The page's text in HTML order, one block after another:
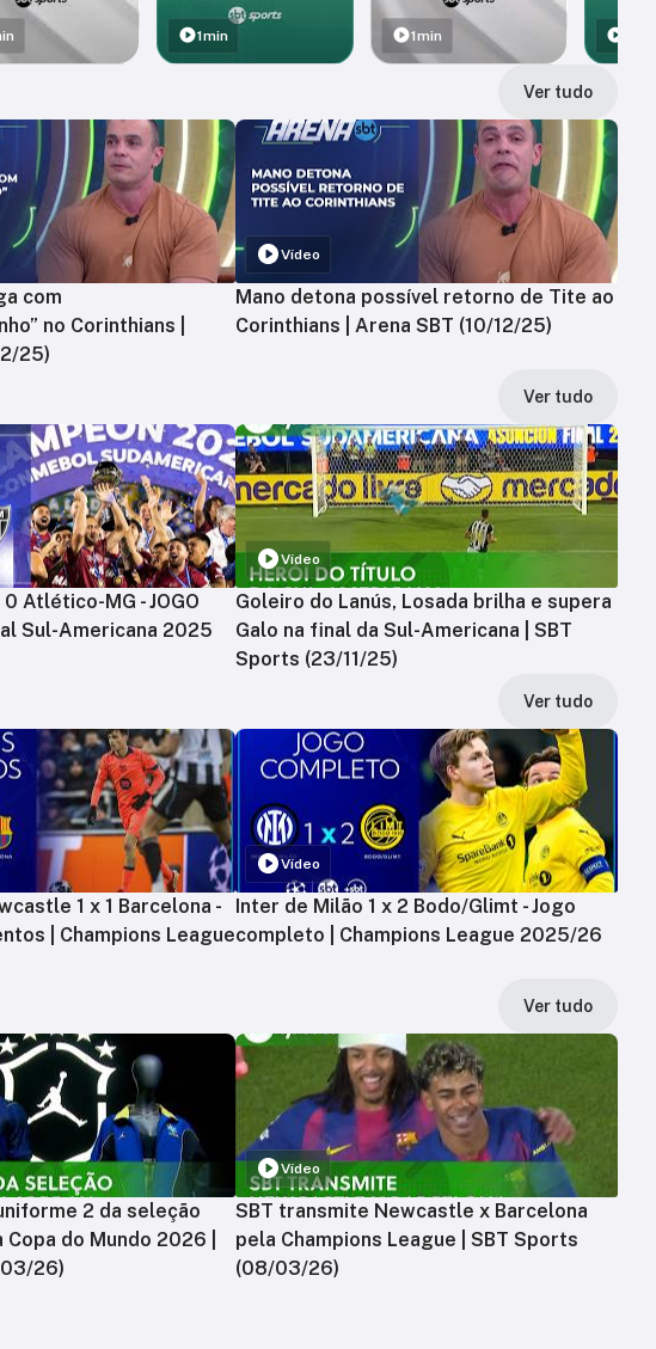
1min 1min
Ver tudo
com
no Corinthians |
25)
Vídeo
Mano detona possível retorno de Tite ao
Corinthians | Arena SBT (10/12/25)
Ver tudo
Atlético-MG - JOGO
Sul-Americana 2025
Vídeo
Goleiro do Lanús, Losada brilha e supera
Galo na final da Sul-Americana | SBT
Sports (23/11/25)
Ver tudo
1 x 1 Barcelona -
| Champions League
Vídeo
Inter de Milão 1 x 2 Bodo/Glimt - Jogo
completo | Champions League 2025/26
Ver tudo
2 da seleção
do Mundo 2026 |
26)
Vídeo
SBT transmite Newcastle x Barcelona
pela Champions League | SBT Sports
(08/03/26)